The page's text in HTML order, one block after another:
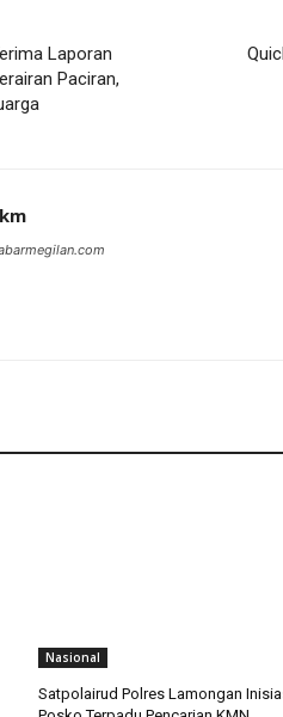
Laporan
Paciran,
Nasional
Satpolairud Polres Lamongan